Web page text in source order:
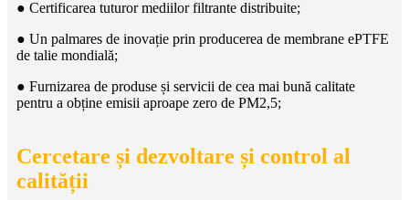
● Certificarea tuturor mediilor filtrante distribuite;
● Un palmares de inovație prin producerea de membrane ePTFE
de talie mondială;
● Furnizarea de produse și servicii de cea mai bună calitate
pentru a obține emisii aproape zero de PM2,5;
Cercetare și dezvoltare și control al
calității